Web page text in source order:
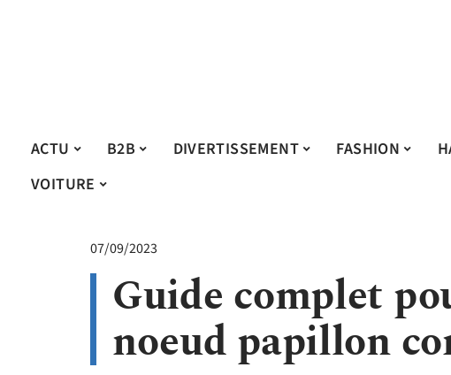
ACTU B2B DIVERTISSEMENT FASHION
VOITURE
07/09/2023
Guide complet
noeud papillon